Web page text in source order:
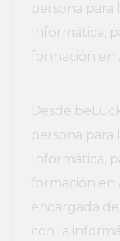
persona para
Informática,
formación en
Desde
persona para
Informática,
formación en
encargada
con la